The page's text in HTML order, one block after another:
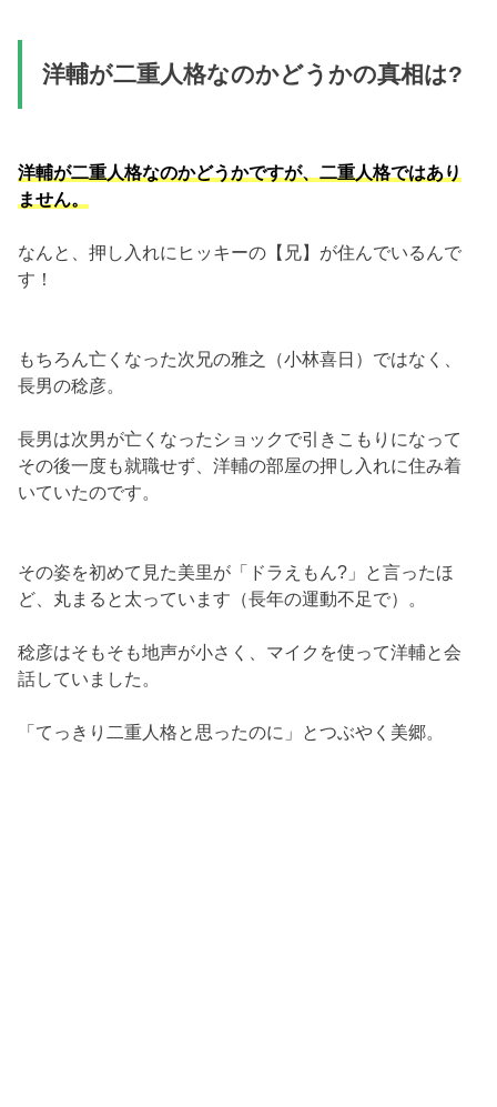
洋輔が二重人格なのかどうかの真相は?
洋輔が二重人格なのかどうかですが、二重人格ではあり
ません。
なんと、押し入れにヒッキーの【兄】が住んでいるんで
す！
もちろん亡くなった次兄の雅之（小林喜日）ではなく、
長男の稔彦。
長男は次男が亡くなったショックで引きこもりになって
その後一度も就職せず、洋輔の部屋の押し入れに住み着
いていたのです。
その姿を初めて見た美里が「ドラえもん?」と言ったほ
ど、丸まると太っています（長年の運動不足で）。
稔彦はそもそも地声が小さく、マイクを使って洋輔と会
話していました。
「てっきり二重人格と思ったのに」とつぶやく美郷。